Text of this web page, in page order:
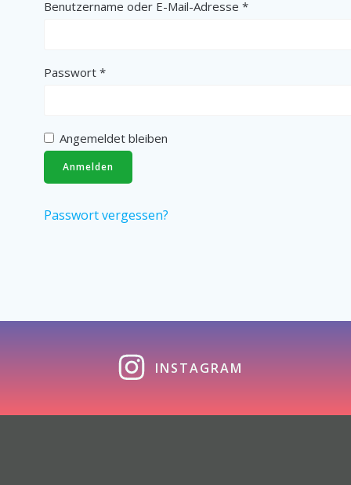
Benutzername oder E-Mail-Adresse *Erforderlich
Passwort *Erforderlich
Angemeldet bleiben
Anmelden
Passwort vergessen?
INSTAGRAM